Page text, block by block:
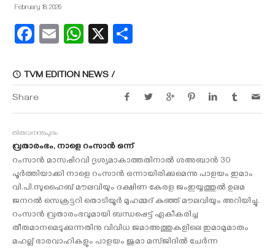
February 18, 2026
Facebook
EmailWhatsApp
X
TVM EDITION NEWS /
Share
തിരുവനന്തപുരം
വ്രതാരംഭം, നാളെ റംസാൻ ഒന്ന്
റംസാൻ മാസപ്പിറവി ദൃശ്യമാകാത്തതിനാൽ ശഅബാൻ 30
പൂർത്തിയാക്കി നാളെ റംസാൻ ഒന്നായിരിക്കുമെന്നു പാളയം ഇമാം
വി.പി.സുഹൈബ് മൗലവിയും ദക്ഷിണ കേരള ജംഇയ്യത്തുൽ ഉലമ
ജനറൽ സെക്രട്ടറി തൊടിയൂർ മുഹമ്മദ് കുഞ്ഞ് മൗലവിയും അറിയിച്ചു.
റംസാൻ വ്രതാരംഭവുമായി ബന്ധപ്പെട്ട് ഏകീകരിച്ച
തീരുമാനമെടുക്കുന്നതിനു വിവിധ ജമാഅത്തുകളിലെ ഇമാമുമാരും
മഹല്ല് ഭാരവാഹികളും പാളയം ജുമാ മസ്ജിദിൽ ചേർന്ന